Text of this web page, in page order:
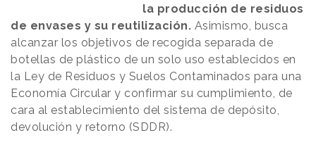
la producción de residuos
de envases y su reutilización. Asimismo, busca
alcanzar los objetivos de recogida separada de
botellas de plástico de un solo uso establecidos en
la Ley de Residuos y Suelos Contaminados para una
Economía Circular y confirmar su cumplimiento, de
cara al establecimiento del sistema de depósito,
devolución y retorno (SDDR).